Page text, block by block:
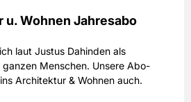
Wohnen Jahresabo
laut Justus Dahinden als
Menschen. Unsere Abo-
Architektur & Wohnen auch.